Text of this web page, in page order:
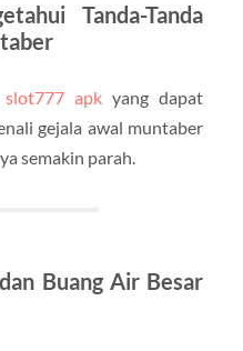
Tanda-Tanda
slot777 apk yang dapat
gejala awal muntaber
semakin parah.
Buang Air Besar